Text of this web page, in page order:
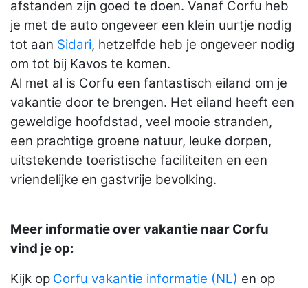
afstanden zijn goed te doen. Vanaf Corfu heb
je met de auto ongeveer een klein uurtje nodig
tot aan Sidari, hetzelfde heb je ongeveer nodig
om tot bij Kavos te komen.
Al met al is Corfu een fantastisch eiland om je
vakantie door te brengen. Het eiland heeft een
geweldige hoofdstad, veel mooie stranden,
een prachtige groene natuur, leuke dorpen,
uitstekende toeristische faciliteiten en een
vriendelijke en gastvrije bevolking.
Meer informatie over vakantie naar Corfu
vind je op:
Kijk op Corfu vakantie informatie (NL) en op